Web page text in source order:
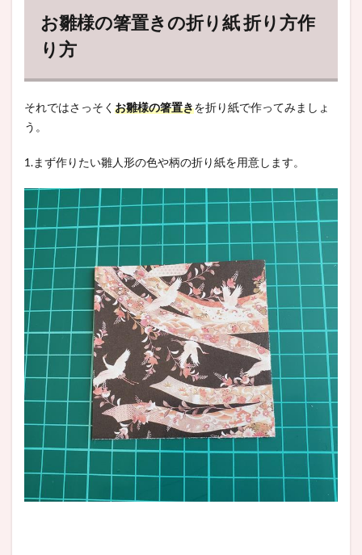
お雛様の箸置きの折り紙 折り方作
り方
それではさっそく お雛様の箸置きを折り紙で作ってみましょ
う。
1.まず作りたい雛人形の色や柄の折り紙を用意します。